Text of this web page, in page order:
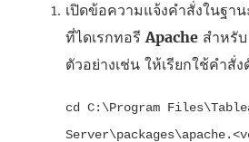
เปิดข้อความแจ้งคำสั่งในฐา
ที่ไดเรกทอรีApache สำหรั
ตัวอย่างเช่น ให้เรียกใช้คำสั่
cd C:\Program